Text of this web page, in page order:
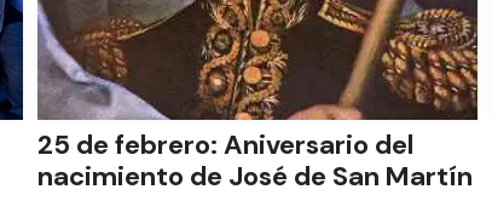
25 de febrero: Aniversario del
nacimiento de José de San Martín